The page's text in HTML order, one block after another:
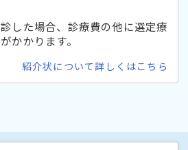
した場合、診療費の他に選定療
かかります。
紹介状について詳しくはこちら